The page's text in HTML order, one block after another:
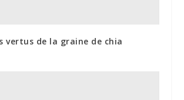
vertus de la graine de chia